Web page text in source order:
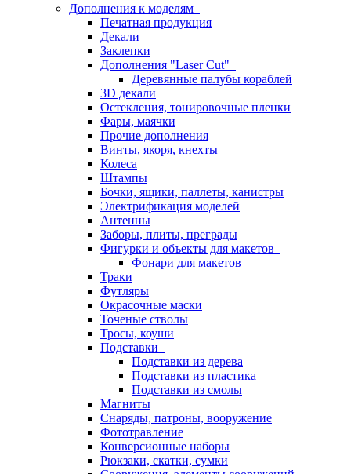
Дополнения к моделям
Печатная продукция
Декали
Заклепки
Дополнения "Laser Cut"
Деревянные палубы кораблей
3D декали
Остекления, тонировочные пленки
Фары, маячки
Прочие дополнения
Винты, якоря, кнехты
Колеса
Штампы
Бочки, ящики, паллеты, канистры
Электрификация моделей
Антенны
Заборы, плиты, преграды
Фигурки и объекты для макетов
Фонари для макетов
Траки
Футляры
Окрасочные маски
Точеные стволы
Тросы, коуши
Подставки
Подставки из дерева
Подставки из пластика
Подставки из смолы
Магниты
Снаряды, патроны, вооружение
Фототравление
Конверсионные наборы
Рюкзаки, скатки, сумки